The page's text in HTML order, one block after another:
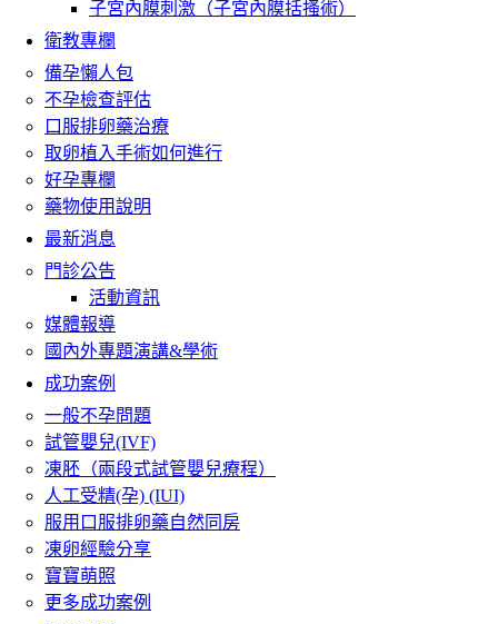
子宮內膜刺激（子宮內膜括搔術）
衛教專欄
備孕懶人包
不孕檢查評估
口服排卵藥治療
取卵植入手術如何進行
好孕專欄
藥物使用說明
最新消息
門診公告
活動資訊
媒體報導
國內外專題演講&學術
成功案例
一般不孕問題
試管嬰兒(IVF)
凍胚（兩段式試管嬰兒療程）
人工受精(孕) (IUI)
服用口服排卵藥自然同房
凍卵經驗分享
寶寶萌照
更多成功案例